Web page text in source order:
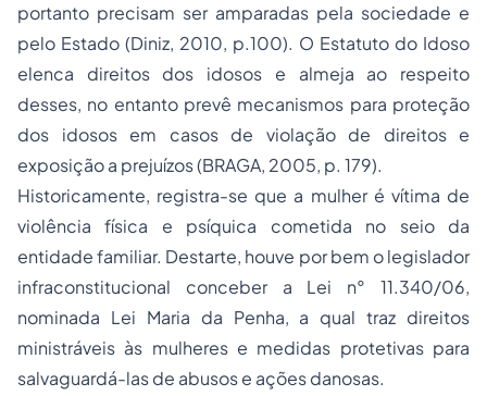
portanto precisam ser amparadas pela sociedade e
pelo Estado (Diniz, 2010, p.100). O Estatuto do Idoso
elenca direitos dos idosos e almeja ao respeito
desses, no entanto prevê mecanismos para proteção
dos idosos em casos de violação de direitos e
exposição a prejuízos (BRAGA, 2005, p. 179).
Historicamente, registra-se que a mulher é vítima de
violência física e psíquica cometida no seio da
entidade familiar. Destarte, houve por bem o legislador
infraconstitucional conceber a Lei n° 11.340/06,
nominada Lei Maria da Penha, a qual traz direitos
ministráveis às mulheres e medidas protetivas para
salvaguardá-las de abusos e ações danosas.